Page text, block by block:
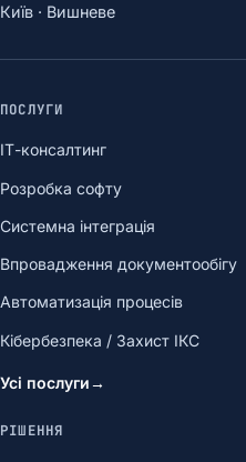
Київ · Вишневе
ПОСЛУГИ
ІТ-консалтинг
Розробка софту
Системна інтеграція
Впровадження документообігу
Автоматизація процесів
Кібербезпека / Захист ІКС
Усі послуги→
РІШЕННЯ